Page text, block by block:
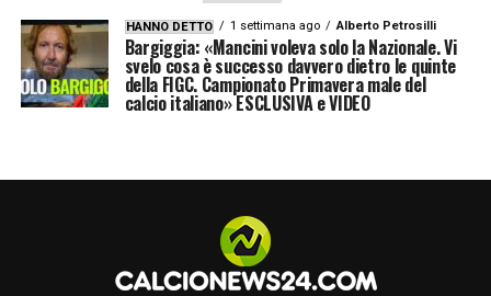
HANNO DETTO 1 settimana ago Alberto Petrosilli
Bargiggia: «Mancini voleva solo la Nazionale. Vi
svelo cosa è successo davvero dietro le quinte
della FIGC. Campionato Primavera male del
calcio italiano» ESCLUSIVA e VIDEO